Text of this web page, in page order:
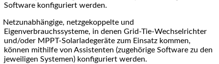
Software konfiguriert werden.
Netzunabhängige, netzgekoppelte und
Eigenverbrauchssysteme, in denen Grid-Tie-Wechselrichter
und/oder MPPT-Solarladegeräte zum Einsatz kommen,
können mithilfe von Assistenten (zugehörige Software zu den
jeweiligen Systemen) konfiguriert werden.